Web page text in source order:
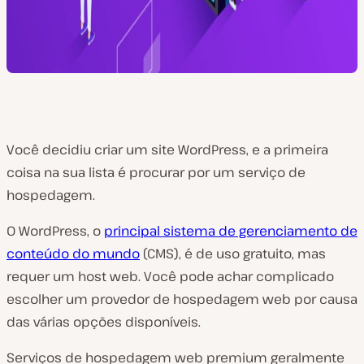
Você decidiu criar um site WordPress, e a primeira
coisa na sua lista é procurar por um serviço de
hospedagem.
O WordPress, o principal sistema de gerenciamento de
conteúdo do mundo (CMS), é de uso gratuito, mas
requer um host web. Você pode achar complicado
escolher um provedor de hospedagem web por causa
das várias opções disponíveis.
Serviços de hospedagem web premium geralmente